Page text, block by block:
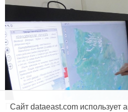
Продукты и услуги
Сайт dataeast.com использует